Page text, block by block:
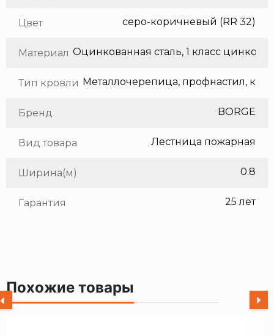
Цвет серо-коричневый (RR 32)
Материал
Тип кровли
Бренд BORGE
Вид товара Лестница пожарная
Ширина(м) 0.8
Гарантия 25 лет
Похожие товары